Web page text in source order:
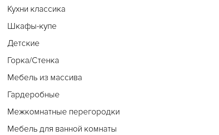
Кухни классика
Шкафы-купе
Детские
Горка/Стенка
Мебель из массива
Гардеробные
Межкомнатные перегородки
Мебель для ванной комнаты